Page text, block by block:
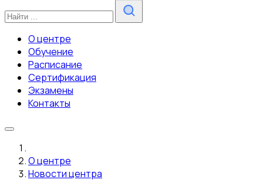
О центре
Обучение
Расписание
Сертификация
Экзамены
Контакты
О центре
Новости центра